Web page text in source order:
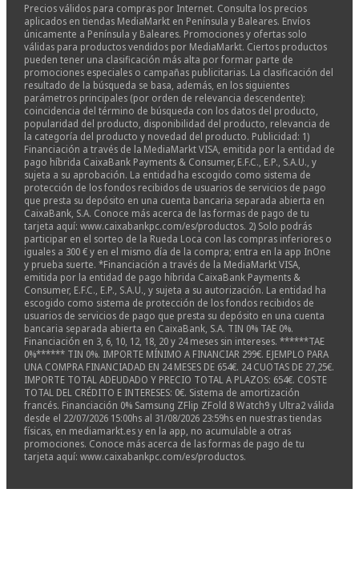
Precios válidos para compras por Internet. Consulta los precios
aplicados en tiendas MediaMarkt en Península y Baleares. Envíos
únicamente a Península y Baleares. Promociones y ofertas solo
válidas para productos vendidos por MediaMarkt. Ciertos productos
pueden tener una clasificación más alta por formar parte de
promociones especiales o campañas publicitarias. La clasificación del
resultado de la búsqueda se basa, además, en los siguientes
parámetros principales (por orden de relevancia descendente):
coincidencia del término de búsqueda con los datos del producto,
popularidad del producto, disponibilidad del producto, relevancia de
la categoría del producto y novedad del producto. Publicidad: 1)
Financiación a través de la MediaMarkt VISA, emitida por la entidad de
pago híbrida CaixaBank Payments & Consumer, E.F.C., E.P., S.A.U., y
sujeta a su aprobación. La entidad ha escogido como sistema de
protección de los fondos recibidos de usuarios de servicios de pago
que presta su depósito en una cuenta bancaria separada abierta en
CaixaBank, S.A. Conoce más acerca de las formas de pago de tu
tarjeta aquí: www.caixabankpc.com/es/productos. 2) Solo podrás
participar en el sorteo de la Rueda Loca con las compras inferiores o
iguales a 300 € y en el mismo día de la compra; entra en la app InOne
y prueba suerte. *Financiación a través de la MediaMarkt VISA,
emitida por la entidad de pago híbrida CaixaBank Payments &
Consumer, E.F.C., E.P., S.A.U., y sujeta a su autorización. La entidad ha
escogido como sistema de protección de los fondos recibidos de
usuarios de servicios de pago que presta su depósito en una cuenta
bancaria separada abierta en CaixaBank, S.A. TIN 0% TAE 0%.
Financiación en 3, 6, 10, 12, 18, 20 y 24 meses sin intereses. ******TAE
0%****** TIN 0%. IMPORTE MÍNIMO A FINANCIAR 299€. EJEMPLO PARA
UNA COMPRA FINANCIADAD EN 24 MESES DE 654€. 24 CUOTAS DE 27,25€.
IMPORTE TOTAL ADEUDADO Y PRECIO TOTAL A PLAZOS: 654€. COSTE
TOTAL DEL CRÉDITO E INTERESES: 0€. Sistema de amortización
francés. Financiación 0% Samsung ZFlip ZFold 8 Watch9 y Ultra2 válida
desde el 22/07/2026 15:00hs al 31/08/2026 23:59hs en nuestras tiendas
físicas, en mediamarkt.es y en la app, no acumulable a otras
promociones. Conoce más acerca de las formas de pago de tu
tarjeta aquí: www.caixabankpc.com/es/productos.